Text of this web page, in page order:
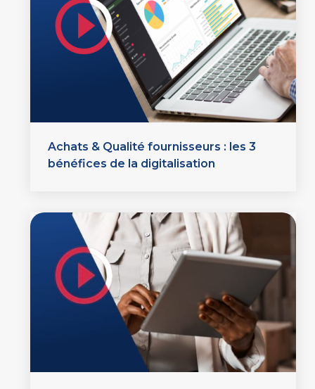
Achats & Qualité fournisseurs : les 3
bénéfices de la digitalisation